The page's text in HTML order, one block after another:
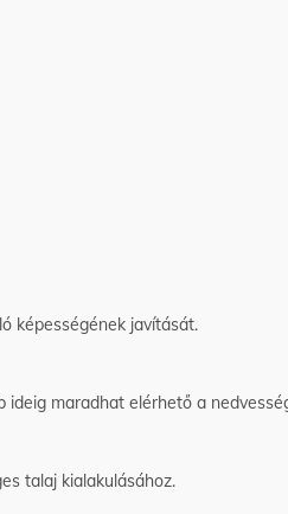
képességének javítását.
maradhat elérhető a
talaj kialakulásához.